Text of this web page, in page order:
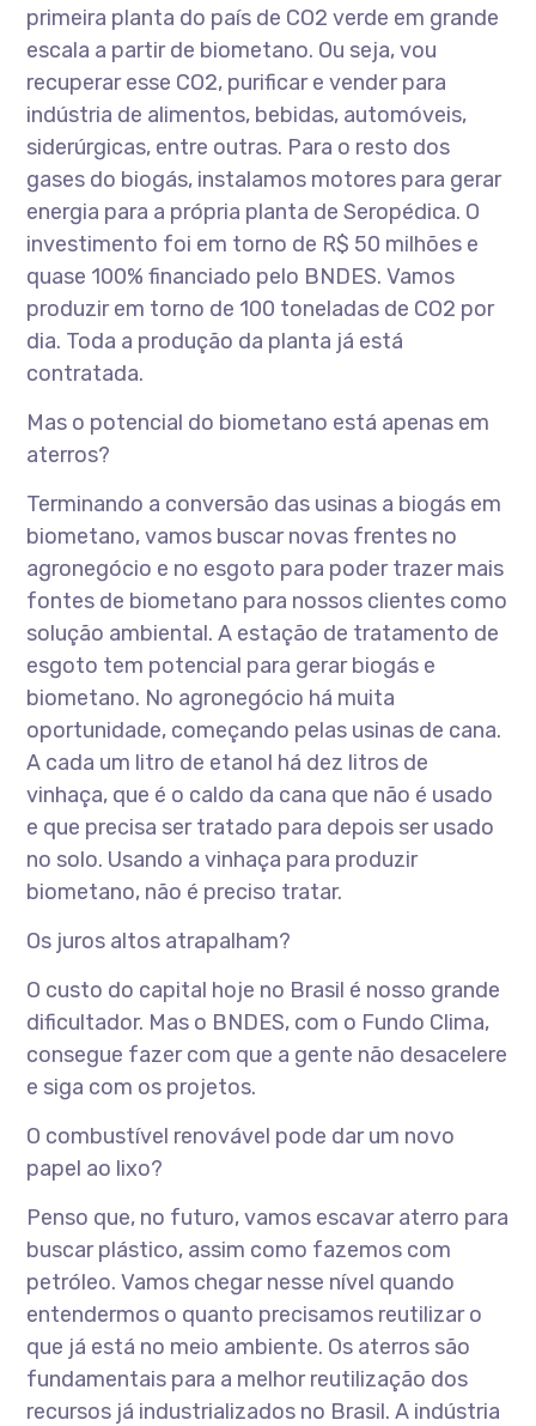
primeira planta do país de CO2 verde em grande
escala a partir de biometano. Ou seja, vou
recuperar esse CO2, purificar e vender para
indústria de alimentos, bebidas, automóveis,
siderúrgicas, entre outras. Para o resto dos
gases do biogás, instalamos motores para gerar
energia para a própria planta de Seropédica. O
investimento foi em torno de R$ 50 milhões e
quase 100% financiado pelo BNDES. Vamos
produzir em torno de 100 toneladas de CO2 por
dia. Toda a produção da planta já está
contratada.
Mas o potencial do biometano está apenas em
aterros?
Terminando a conversão das usinas a biogás em
biometano, vamos buscar novas frentes no
agronegócio e no esgoto para poder trazer mais
fontes de biometano para nossos clientes como
solução ambiental. A estação de tratamento de
esgoto tem potencial para gerar biogás e
biometano. No agronegócio há muita
oportunidade, começando pelas usinas de cana.
A cada um litro de etanol há dez litros de
vinhaça, que é o caldo da cana que não é usado
e que precisa ser tratado para depois ser usado
no solo. Usando a vinhaça para produzir
biometano, não é preciso tratar.
Os juros altos atrapalham?
O custo do capital hoje no Brasil é nosso grande
dificultador. Mas o BNDES, com o Fundo Clima,
consegue fazer com que a gente não desacelere
e siga com os projetos.
O combustível renovável pode dar um novo
papel ao lixo?
Penso que, no futuro, vamos escavar aterro para
buscar plástico, assim como fazemos com
petróleo. Vamos chegar nesse nível quando
entendermos o quanto precisamos reutilizar o
que já está no meio ambiente. Os aterros são
fundamentais para a melhor reutilização dos
recursos já industrializados no Brasil. A indústria